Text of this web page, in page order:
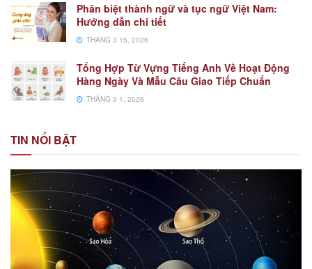
Phân biệt thành ngữ và tục ngữ Việt Nam:
Hướng dẫn chi tiết
THÁNG 3 15, 2026
Tổng Hợp Từ Vựng Tiếng Anh Về Hoạt Động
Hàng Ngày Và Mẫu Câu Giao Tiếp Chuẩn
THÁNG 3 1, 2026
TIN NỔI BẬT